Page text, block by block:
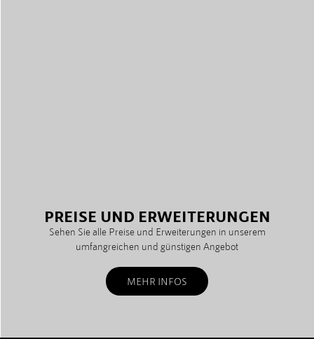
PREISE UND ERWEITERUNGEN
Sehen Sie alle Preise und Erweiterungen in unserem
umfangreichen und günstigen Angebot
MEHR INFOS